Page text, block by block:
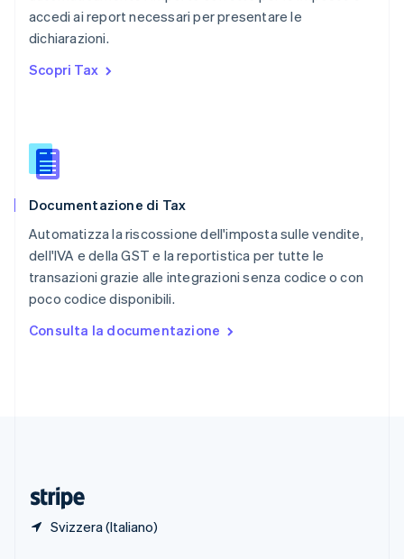
accedi ai report necessari per presentare le
dichiarazioni.
Scopri Tax
Documentazione di Tax
Automatizza la riscossione dell'imposta sulle vendite,
dell'IVA e della GST e la reportistica per tutte le
transazioni grazie alle integrazioni senza codice o con
poco codice disponibili.
Consulta la documentazione
Svizzera (Italiano)
RAS di Hong Kong, Cina
English简体中文
Regno Unito
English
English
Singapore
Slovacchia
English
Slovenia
Spagna
EspañolEnglish
English Español简体中文